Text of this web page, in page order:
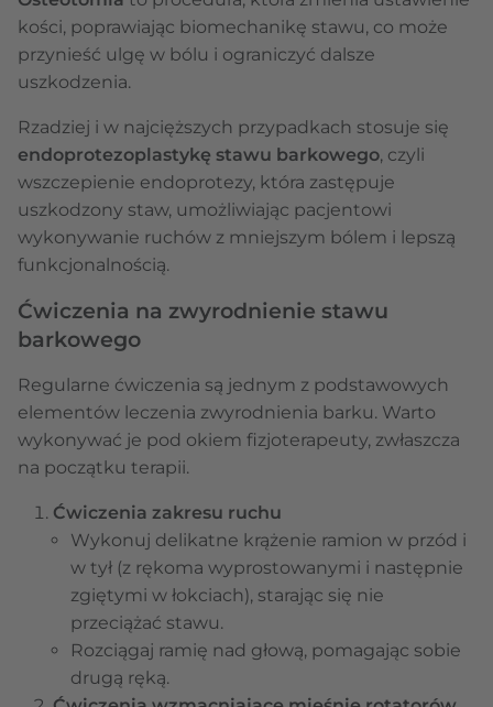
kości, poprawiając biomechanikę stawu, co może
przynieść ulgę w bólu i ograniczyć dalsze
uszkodzenia.
Rzadziej i w najcięższych przypadkach stosuje się
endoprotezoplastykę stawu barkowego, czyli
wszczepienie endoprotezy, która zastępuje
uszkodzony staw, umożliwiając pacjentowi
wykonywanie ruchów z mniejszym bólem i lepszą
funkcjonalnością.
Ćwiczenia na zwyrodnienie stawu
barkowego
Regularne ćwiczenia są jednym z podstawowych
elementów leczenia zwyrodnienia barku. Warto
wykonywać je pod okiem fizjoterapeuty, zwłaszcza
na początku terapii.
Ćwiczenia zakresu ruchu
Wykonuj delikatne krążenie ramion w przód i
w tył (z rękoma wyprostowanymi i następnie
zgiętymi w łokciach), starając się nie
przeciążać stawu.
Rozciągaj ramię nad głową, pomagając sobie
drugą ręką.